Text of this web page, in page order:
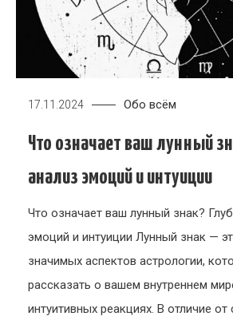
17.11.2024 Обо всём
Что означает ваш лунный
анализ эмоций и интуиции
Что означает ваш лунный знак?
эмоций и интуиции Лунный знак —
значимых аспектов астрологии,
рассказать о вашем внутреннем
интуитивных реакциях. В отличие от